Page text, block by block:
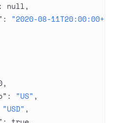
: null,
: "2020-08-
,
: "US" ,
"USD" ,